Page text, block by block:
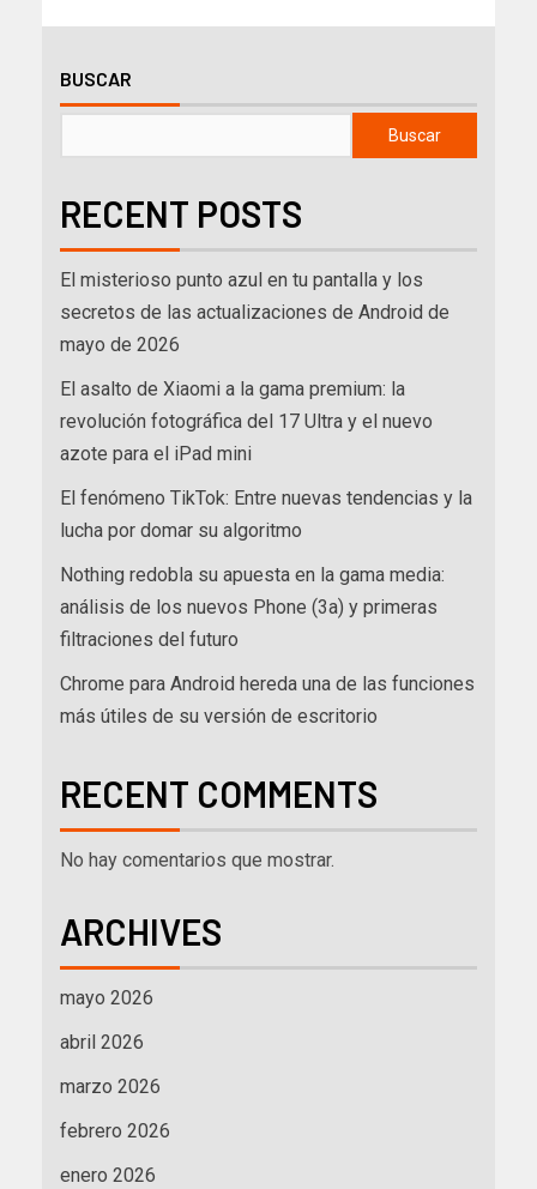
BUSCAR
Buscar
RECENT POSTS
El misterioso punto azul en tu pantalla y los
secretos de las actualizaciones de Android de
mayo de 2026
El asalto de Xiaomi a la gama premium: la
revolución fotográfica del 17 Ultra y el nuevo
azote para el iPad mini
El fenómeno TikTok: Entre nuevas tendencias y la
lucha por domar su algoritmo
Nothing redobla su apuesta en la gama media:
análisis de los nuevos Phone (3a) y primeras
filtraciones del futuro
Chrome para Android hereda una de las funciones
más útiles de su versión de escritorio
RECENT COMMENTS
No hay comentarios que mostrar.
ARCHIVES
mayo 2026
abril 2026
marzo 2026
febrero 2026
enero 2026